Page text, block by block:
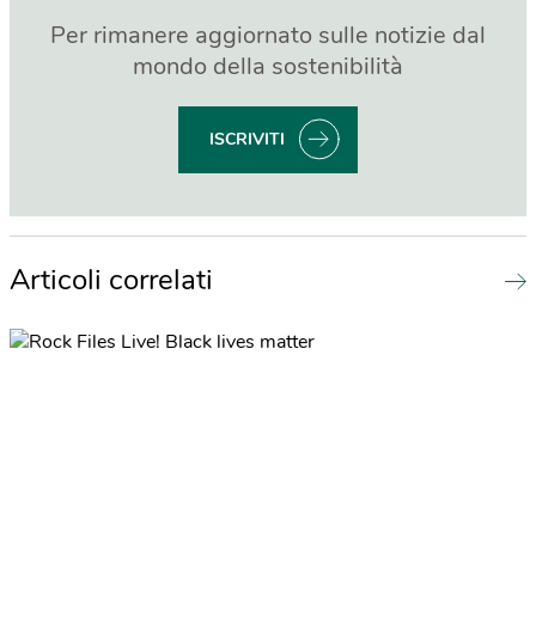
Per rimanere aggiornato sulle notizie dal
mondo della sostenibilità
ISCRIVITI
Articoli correlati